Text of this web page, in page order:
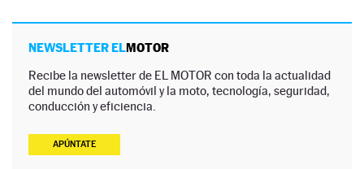
NEWSLETTER ELMOTOR
Recibe la newsletter de EL MOTOR con toda la actualidad
del mundo del automóvil y la moto, tecnología, seguridad,
conducción y eficiencia.
APÚNTATE